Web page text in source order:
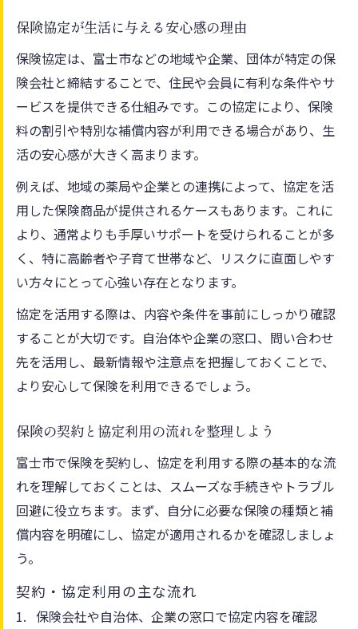
保険協定が生活に与える安心感の理由
保険協定は、富士市などの地域や企業、団体が特定の保
険会社と締結することで、住民や会員に有利な条件やサ
ービスを提供できる仕組みです。この協定により、保険
料の割引や特別な補償内容が利用できる場合があり、生
活の安心感が大きく高まります。
例えば、地域の薬局や企業との連携によって、協定を活
用した保険商品が提供されるケースもあります。これに
より、通常よりも手厚いサポートを受けられることが多
く、特に高齢者や子育て世帯など、リスクに直面しやす
い方々にとって心強い存在となります。
協定を活用する際は、内容や条件を事前にしっかり確認
することが大切です。自治体や企業の窓口、問い合わせ
先を活用し、最新情報や注意点を把握しておくことで、
より安心して保険を利用できるでしょう。
保険の契約と協定利用の流れを整理しよう
富士市で保険を契約し、協定を利用する際の基本的な流
れを理解しておくことは、スムーズな手続きやトラブル
回避に役立ちます。まず、自分に必要な保険の種類と補
償内容を明確にし、協定が適用されるかを確認しましょ
う。
契約・協定利用の主な流れ
保険会社や自治体、企業の窓口で協定内容を確認